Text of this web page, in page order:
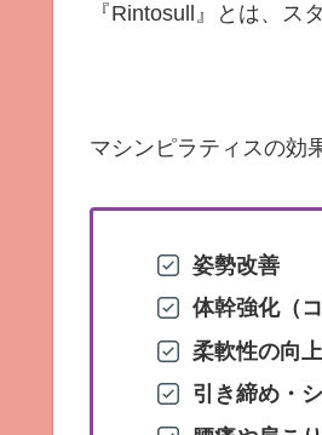
『Rintosull』とは、ス
マシンピラティスの効
姿勢改善
体幹強化（
柔軟性の向上
引き締め・